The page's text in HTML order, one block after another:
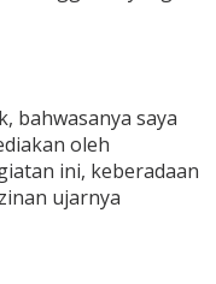
bahwasanya saya
oleh
ini, keberadaan
ujarnya